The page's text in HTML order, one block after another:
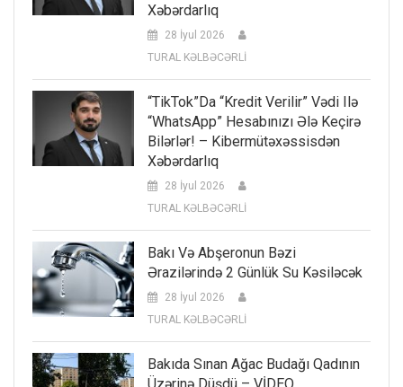
Xəbərdarlıq
28 İyul 2026
TURAL KƏLBƏCƏRLİ
“TikTok”da “kredit Verilir” Vədi Ilə
“WhatsApp” Hesabınızı Ələ Keçirə
Bilərlər! – Kibermütəxəssisdən
Xəbərdarlıq
28 İyul 2026
TURAL KƏLBƏCƏRLİ
Bakı Və Abşeronun Bəzi
Ərazilərində 2 Günlük Su Kəsiləcək
28 İyul 2026
TURAL KƏLBƏCƏRLİ
Bakıda Sınan Ağac Budağı Qadının
Üzərinə Düşdü – VİDEO